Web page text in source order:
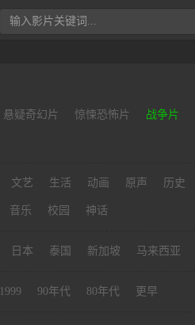
悬疑奇幻片 惊悚恐怖片 战争片
文艺 生活 动画 原声 历史
音乐 校园 神话
日本 泰国 新加坡 马来西亚
90年代 80年代 更早